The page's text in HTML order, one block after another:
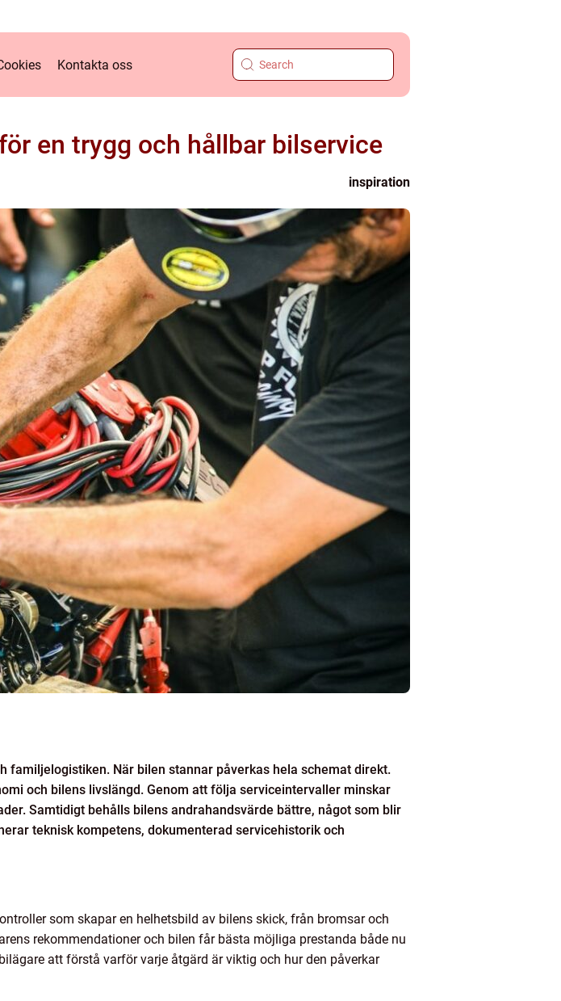
Kontakta oss
en trygg och hållbar bilservice
inspiration
familjelogistiken. När bilen stannar påverkas hela schemat direkt.
och bilens livslängd. Genom att följa serviceintervaller minskar
Samtidigt behålls bilens andrahandsvärde bättre, något som blir
teknisk kompetens, dokumenterad servicehistorik och
som skapar en helhetsbild av bilens skick, från bromsar och
rekommendationer och bilen får bästa möjliga prestanda både nu
att förstå varför varje åtgärd är viktig och hur den påverkar